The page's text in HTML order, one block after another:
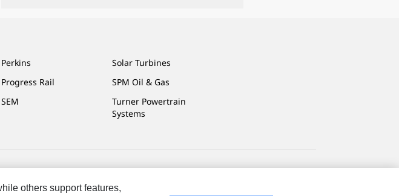
Perkins
Progress Rail
SEM
Solar Turbines
SPM Oil & Gas
Turner Powertrain
Systems
others support features,